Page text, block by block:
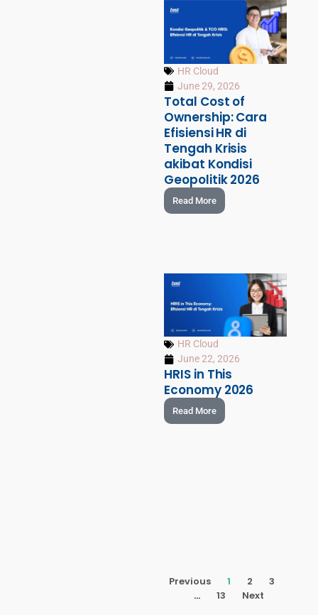
HR Cloud
June 29, 2026
Total Cost of
Ownership: Cara
Efisiensi HR di
Tengah Krisis
akibat Kondisi
Geopolitik 2026
Read More
HR Cloud
June 22, 2026
HRIS in This
Economy 2026
Read More
Previous 1 2
3
…
13 Next